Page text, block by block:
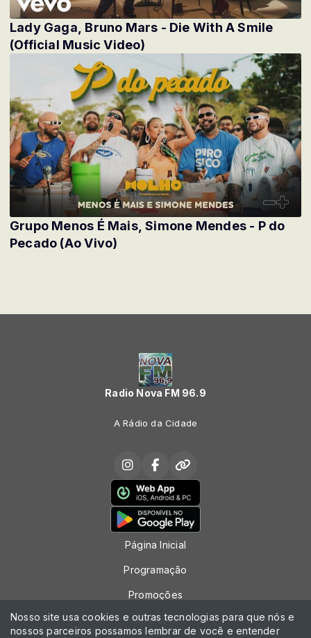
Lady Gaga, Bruno Mars - Die With A Smile
(Official Music Video)
Grupo Menos É Mais, Simone Mendes - P do
Pecado (Ao Vivo)
Radio Nova FM 96.9
A Rádio da Cidade
Página Inicial
Programação
Promoções
Locutores
Nosso site usa cookies e outras tecnologias para que nós e
nossos parceiros possamos lembrar de você e entender